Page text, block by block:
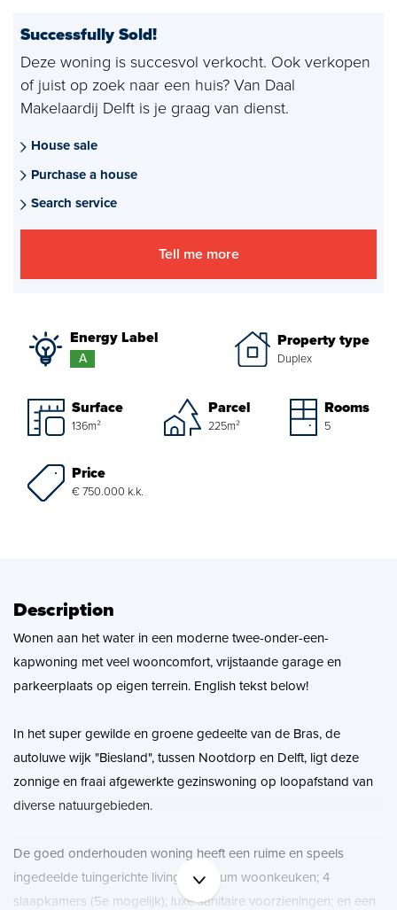
Appraisals
Rental
Mortgages
project advise
About us
About Van Daal
Customer experiences
Search service
Successfully Sold!
Deze woning is succesvol verkocht. Ook verkopen
of juist op zoek naar een huis? Van Daal
Makelaardij Delft is je graag van dienst.
House sale
Purchase a house
Search service
Tell me more
Energy Label
A
Property type
Duplex
Surface
136m²
Parcel
225m²
Rooms
5
Price
€ 750.000 k.k.
Description
Wonen aan het water in een moderne twee-onder-een-
kapwoning met veel wooncomfort, vrijstaande garage en
parkeerplaats op eigen terrein. English tekst below!
In het super gewilde en groene gedeelte van de Bras, de
autoluwe wijk "Biesland", tussen Nootdorp en Delft, ligt deze
zonnige en fraai afgewerkte gezinswoning op loopafstand van
diverse natuurgebieden.
De goed onderhouden woning heeft een ruime en speels
ingedeelde tuingerichte living; premium woonkeuken; 4
slaapkamers (5e mogelijk); luxe sanitaire voorzieningen; en een